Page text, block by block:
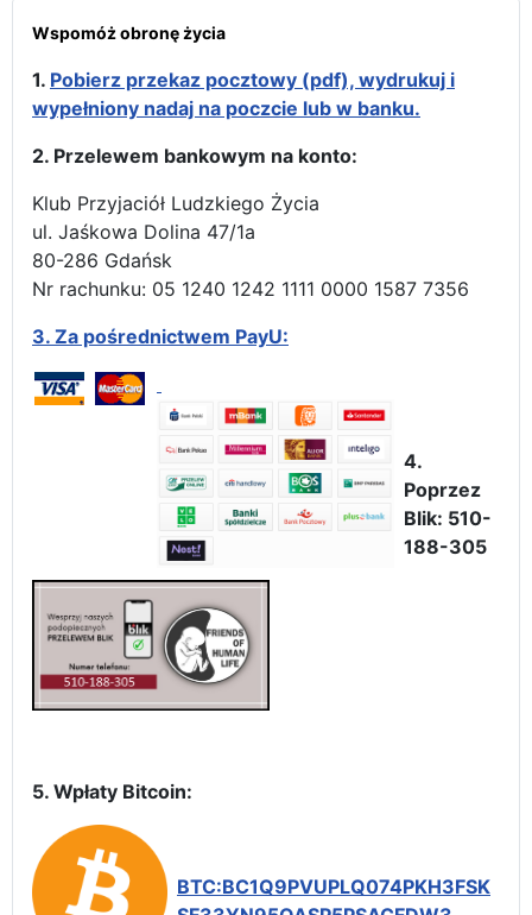
Wspomóż obronę życia
1. Pobierz przekaz pocztowy (pdf), wydrukuj i
wypełniony nadaj na poczcie lub w banku.
2. Przelewem bankowym na konto:
Klub Przyjaciół Ludzkiego Życia
ul. Jaśkowa Dolina 47/1a
80-286 Gdańsk
Nr rachunku: 05 1240 1242 1111 0000 1587 7356
3. Za pośrednictwem PayU:
4.
Poprzez
Blik: 510-
188-305
5. Wpłaty Bitcoin:
BTC:BC1Q9PVUPLQ074PKH3FSK